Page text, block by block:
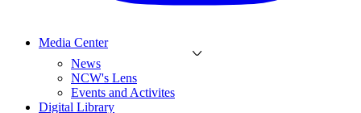
Media Center
News
NCW's Lens
Events and Activites
Digital Library